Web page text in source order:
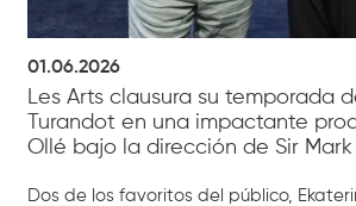
01.06.2026
Les Arts clausura su temporada
Turandot en una impactante
Ollé bajo la dirección de Sir Mark
Dos de los favoritos del público,